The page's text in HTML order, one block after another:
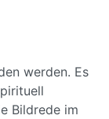
werden. Es
Bildrede im